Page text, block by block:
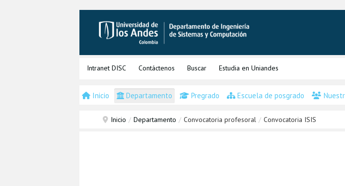
Intranet DISC Contáctenos Buscar Estudia en Uniandes
Inicio Departamento Pregrado Escuela de posgrado
Inicio / Departamento / Convocatoria profesoral / Convocatoria ISIS